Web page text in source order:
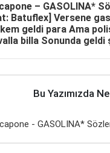
– GASOLINA*
Batuflex] Versene
geldi para Ama
billa Sonunda
Bu Yazımızda
- GASOLINA*